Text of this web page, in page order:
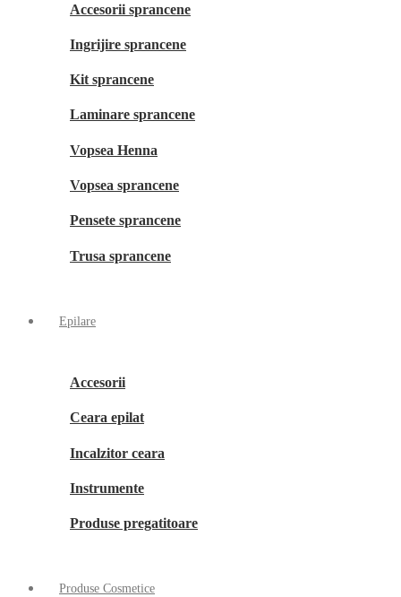
Accesorii sprancene
Ingrijire sprancene
Kit sprancene
Laminare sprancene
Vopsea Henna
Vopsea sprancene
Pensete sprancene
Trusa sprancene
Epilare
Accesorii
Ceara epilat
Incalzitor ceara
Instrumente
Produse pregatitoare
Produse Cosmetice